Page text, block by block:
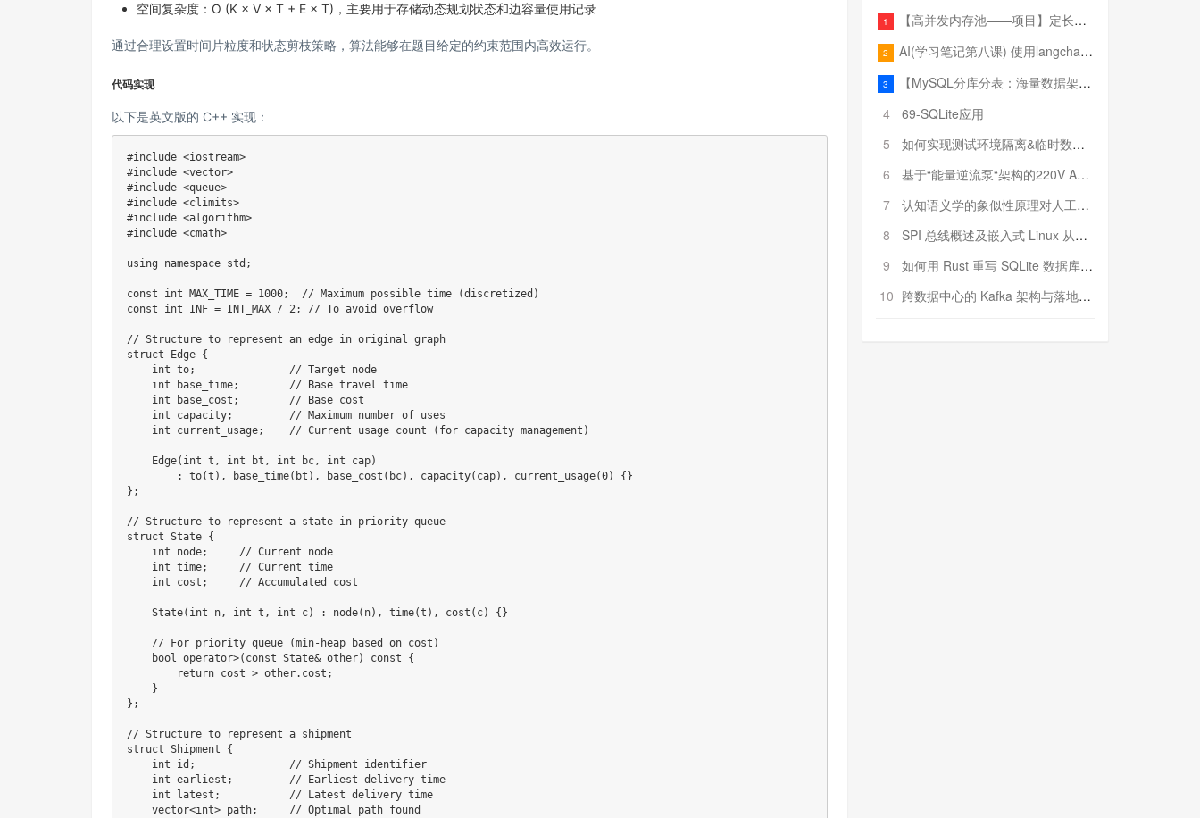
空间复杂度：O (K × V × T + E × T)，主要用于存储动态规划状态和边容量使用记录
通过合理设置时间片粒度和状态剪枝策略，算法能够在题目给定的约束范围内高效运行。
代码实现
以下是英文版的 C++ 实现：
#include <iostream>
#include <vector>
#include <queue>
#include <climits>
#include <algorithm>
#include <cmath>
using namespace std;
const int MAX_TIME = 1000;  // Maximum possible time (discretized)
const int INF = INT_MAX / 2; // To avoid overflow
// Structure to represent an edge in original graph
struct Edge {
    int to;               // Target node
    int base_time;        // Base travel time
    int base_cost;        // Base cost
    int capacity;         // Maximum number of uses
    int current_usage;    // Current usage count (for capacity management)
    Edge(int t, int bt, int bc, int cap)
        : to(t), base_time(bt), base_cost(bc), capacity(cap), current_usage(0) {}
};
// Structure to represent a state in priority queue
struct State {
    int node;     // Current node
    int time;     // Current time
    int cost;     // Accumulated cost
    State(int n, int t, int c) : node(n), time(t), cost(c) {}
    // For priority queue (min-heap based on cost)
    bool operator>(const State& other) const {
        return cost > other.cost;
    }
};
// Structure to represent a shipment
struct Shipment {
    int id;               // Shipment identifier
    int earliest;         // Earliest delivery time
    int latest;           // Latest delivery time
    vector<int> path;     // Optimal path found
1 【高并发内存池——项目】定长内存池——开胃小菜
2 AI(学习笔记第八课) 使用langchain的embedding models
3
【MySQL分库分表：海量数据架构的终极解决方案】
4
69-SQLite应用
5
如何实现测试环境隔离&临时数据库（pytest+SQLite）
6
基于“能量逆流泵“架构的220V AC至20V DC 300W高效电源设计
7
认知语义学的象似性原理对人工智能自然语言处理深层语义分析的影响与启示
8
SPI 总线概述及嵌入式 Linux 从属 SPI 设备驱动程序开发（第二部分，实践）
9
如何用 Rust 重写 SQLite 数据库（二）:是否有市场空间？
10 跨数据中心的 Kafka 架构与落地实战